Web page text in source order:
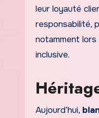
leur loyauté
responsabilité,
notamment lors
inclusive.
Aujourd’hui,